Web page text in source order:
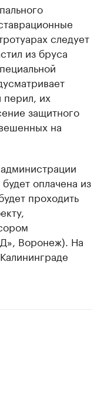
следует
из бруса
их
защитного
на
оплачена из
проходить
Воронеж). На